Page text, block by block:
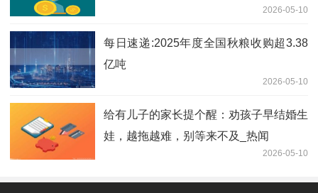
2026-05-10
每日速递:2025年度全国秋粮收购超3.38
亿吨
2026-05-10
给有儿子的家长提个醒：劝孩子早结婚生
娃，越拖越难，别等来不及_热闻
2026-05-10